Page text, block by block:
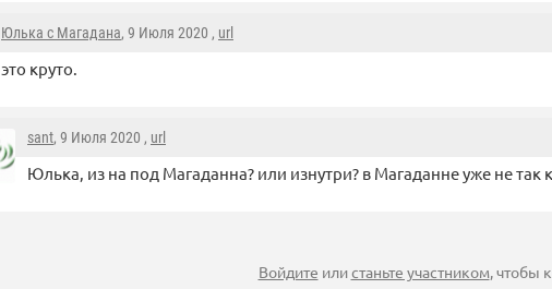
Юлька с Магадана, 9 Июля 2020 , url
это круто.
sant, 9 Июля 2020 , url
Юлька, из на под Магаданна? или изнутри? в Магаданне уже не так
Войдите илистаньте участником, чтобы